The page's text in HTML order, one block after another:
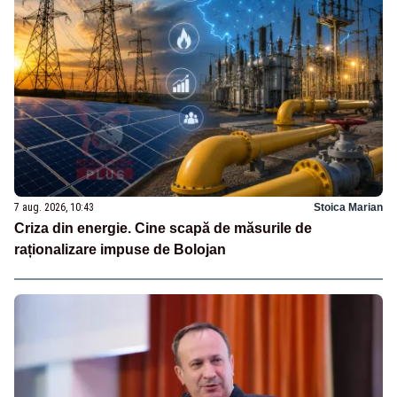
7 aug. 2026, 10:43 Stoica Marian
Criza din energie. Cine scapă de măsurile de
raționalizare impuse de Bolojan